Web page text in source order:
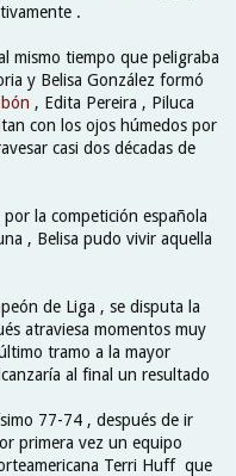
.
mismo tiempo que peligraba
y Belisa González formó
, Edita Pereira , Piluca
con los ojos húmedos por
casi dos décadas de
la competición española
, Belisa pudo vivir aquella
de Liga , se disputa la
atraviesa momentos muy
tramo a la mayor
al final un resultado
77-74 , después de ir
primera vez un equipo
Terri Huff que